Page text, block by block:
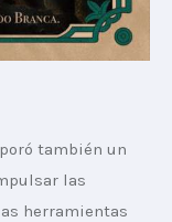
también un
las
herramientas